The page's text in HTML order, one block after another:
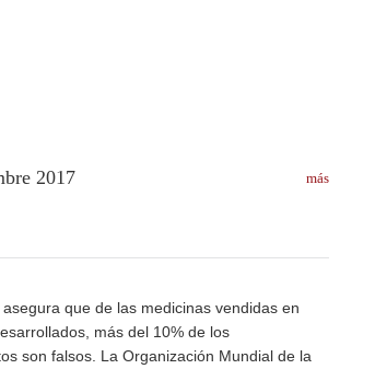
2017
que de las medicinas vendidas en
más del 10% de los
son falsos. La Organización Mundial de la
más